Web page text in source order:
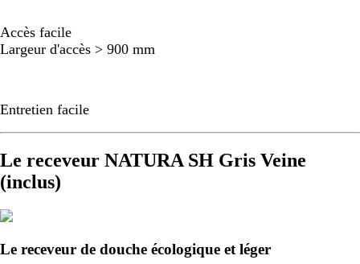
Accès facile
Largeur d'accès > 900 mm
Entretien facile
Le receveur NATURA SH Gris Veine
(inclus)
Le receveur de douche écologique et léger